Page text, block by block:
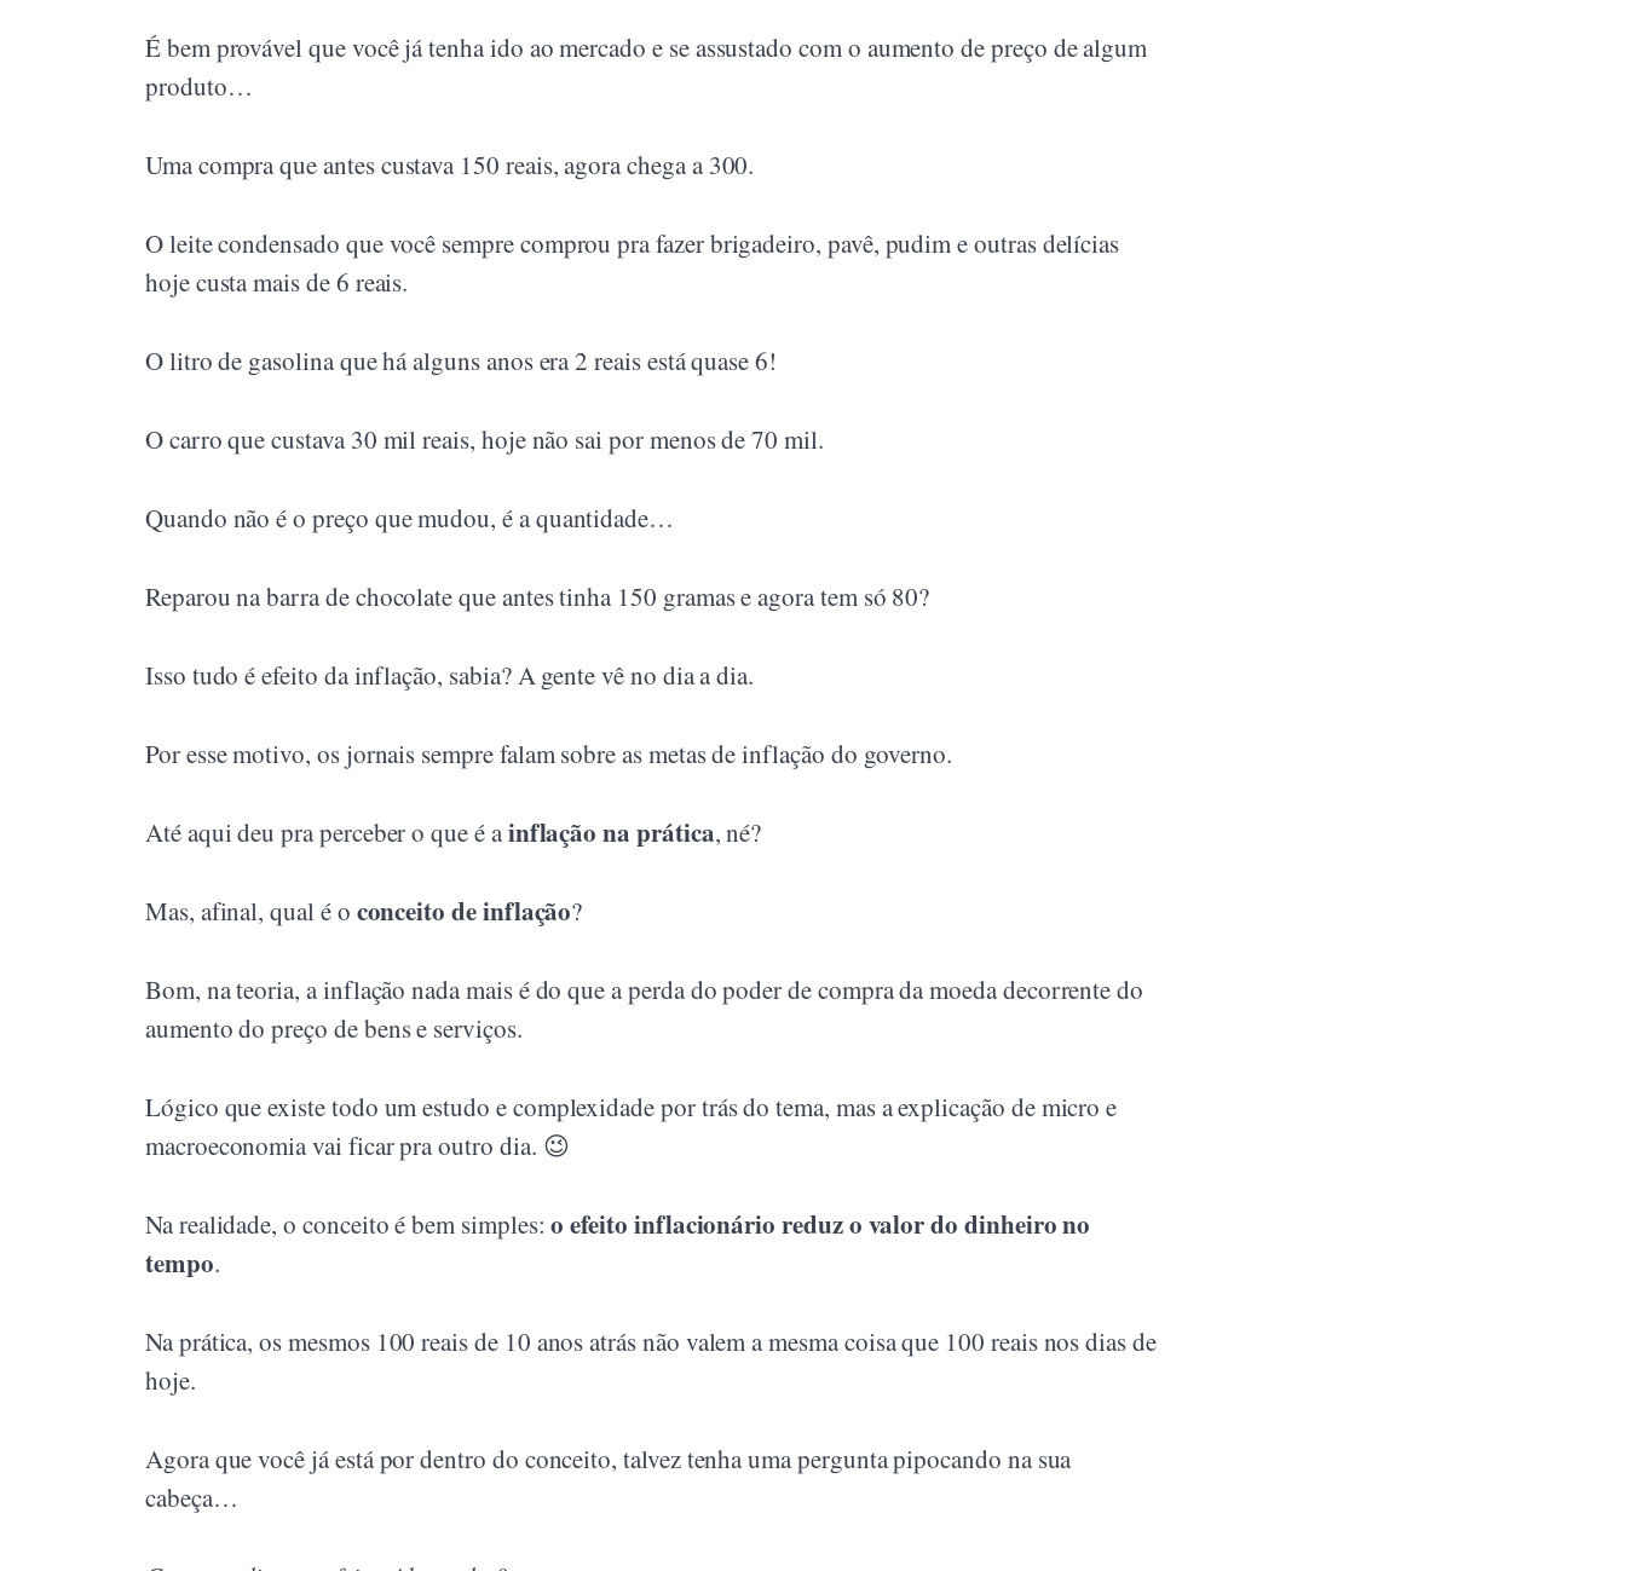
É bem provável que você já tenha ido ao mercado e se assustado com o aumento de preço de algum
produto…
Uma compra que antes custava 150 reais, agora chega a 300.
O leite condensado que você sempre comprou pra fazer brigadeiro, pavê, pudim e outras delícias
hoje custa mais de 6 reais.
O litro de gasolina que há alguns anos era 2 reais está quase 6!
O carro que custava 30 mil reais, hoje não sai por menos de 70 mil.
Quando não é o preço que mudou, é a quantidade…
Reparou na barra de chocolate que antes tinha 150 gramas e agora tem só 80?
Isso tudo é efeito da inflação, sabia? A gente vê no dia a dia.
Por esse motivo, os jornais sempre falam sobre as metas de inflação do governo.
Até aqui deu pra perceber o que é ainflação na prática, né?
Mas, afinal, qual é o conceito de inflação?
Bom, na teoria, a inflação nada mais é do que a perda do poder de compra da moeda decorrente do
aumento do preço de bens e serviços.
Lógico que existe todo um estudo e complexidade por trás do tema, mas a explicação de micro e
macroeconomia vai ficar pra outro dia. 😉
Na realidade, o conceito é bem simples:o efeito inflacionário reduz o valor do dinheiro no
tempo.
Na prática, os mesmos 100 reais de 10 anos atrás não valem a mesma coisa que 100 reais nos dias de
hoje.
Agora que você já está por dentro do conceito, talvez tenha uma pergunta pipocando na sua
cabeça…